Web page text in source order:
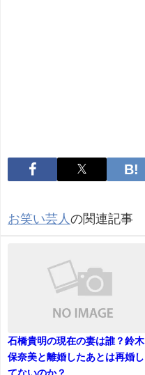
お笑い芸人 の関連記事
石橋貴明の現在の妻は誰？鈴木
保奈美と離婚したあとは再婚し
てないのか？